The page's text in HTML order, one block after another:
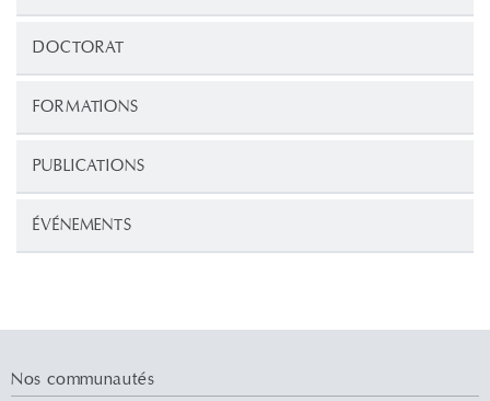
DOCTORAT
FORMATIONS
PUBLICATIONS
ÉVÉNEMENTS
Nos communautés